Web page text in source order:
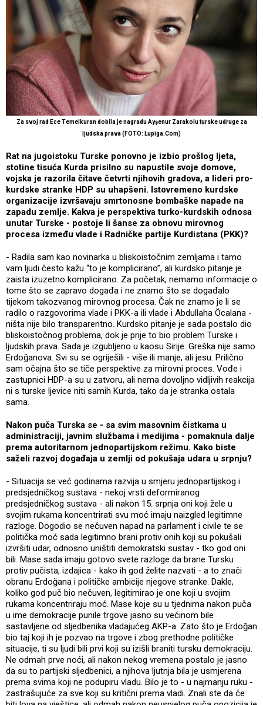
Za svoj rad Ece Temelkuran dobila je nagradu Ayşenur Zarakolu turske udruge za
ljudska prava (FOTO: Lupiga.Com)
Rat na jugoistoku Turske ponovno je izbio prošlog ljeta,
stotine tisuća Kurda prisilno su napustile svoje domove,
vojska je razorila čitave četvrti njihovih gradova, a lideri pro-
kurdske stranke HDP su uhapšeni. Istovremeno kurdske
organizacije izvršavaju smrtonosne bombaške napade na
zapadu zemlje. Kakva je perspektiva turko-kurdskih odnosa
unutar Turske - postoje li šanse za obnovu mirovnog
procesa između vlade i Radničke partije Kurdistana (PKK)?
- Radila sam kao novinarka u bliskoistočnim zemljama i tamo
vam ljudi često kažu “to je komplicirano”, ali kurdsko pitanje je
zaista izuzetno komplicirano. Za početak, nemamo informacije o
tome što se zapravo događa i ne znamo što se događalo
tijekom takozvanog mirovnog procesa. Čak ne znamo je li se
radilo o razgovorima vlade i PKK-a ili vlade i Abdullaha Öcalana -
ništa nije bilo transparentno. Kurdsko pitanje je sada postalo dio
bliskoistočnog problema, dok je prije to bio problem Turske i
ljudskih prava. Sada je izgubljeno u kaosu Sirije. Greška nije samo
Erdoğanova. Svi su se ogriješili - više ili manje, ali jesu. Prilično
sam očajna što se tiče perspektive za mirovni proces. Vođe i
zastupnici HDP-a su u zatvoru, ali nema dovoljno vidljivih reakcija
ni s turske ljevice niti samih Kurda, tako da je stranka ostala
sama.
Nakon puča Turska se - sa svim masovnim čistkama u
administraciji, javnim službama i medijima - pomaknula dalje
prema autoritarnom jednopartijskom režimu. Kako biste
saželi razvoj događaja u zemlji od pokušaja udara u srpnju?
- Situacija se već godinama razvija u smjeru jednopartijskog i
predsjedničkog sustava - nekoj vrsti deformiranog
predsjedničkog sustava - ali nakon 15. srpnja oni koji žele u
svojim rukama koncentrirati svu moć imaju naizgled legitimne
razloge. Dogodio se nečuven napad na parlament i civile te se
politička moć sada legitimno brani protiv onih koji su pokušali
izvršiti udar, odnosno uništiti demokratski sustav - tko god oni
bili. Mase sada imaju gotovo svete razloge da brane Tursku
protiv pučista, izdajica - kako ih god želite nazvati - a to znači
obranu Erdoğana i političke ambicije njegove stranke. Dakle,
koliko god puč bio nečuven, legitimirao je one koji u svojim
rukama koncentriraju moć. Mase koje su u tjednima nakon puča
u ime demokracije punile trgove jasno su većinom bile
sastavljene od sljedbenika vladajućeg AKP-a. Zato što je Erdoğan
bio taj koji ih je pozvao na trgove i zbog prethodne političke
situacije, ti su ljudi bili prvi koji su izišli braniti tursku demokraciju.
Ne odmah prve noći, ali nakon nekog vremena postalo je jasno
da su to partijski sljedbenici, a njihova ljutnja bila je usmjerena
prema svima koji ne podupiru vladu. Bilo je to - u najmanju ruku -
zastrašujuće za sve koji su kritični prema vladi. Znali ste da će